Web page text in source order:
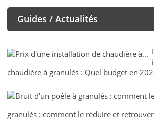
Guides / Actualités
chaudière à granulés : Quel budget en
granulés : comment le réduire et retrouver